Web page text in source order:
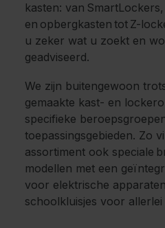
kasten: van
en opbergkasten tot Z-
u zeker wat u zoekt en
geadviseerd.
We zijn buitengewoon
gemaakte kast- en
specifieke
toepassingsgebieden. Zo
assortiment ook speciale
modellen met een
voor elektrische
schoolkluisjes voor